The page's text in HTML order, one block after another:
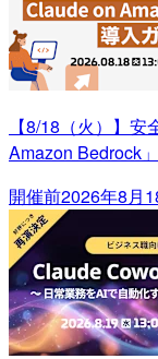
【8/18（火）】
Amazon Bedrock
開催前2026年8月